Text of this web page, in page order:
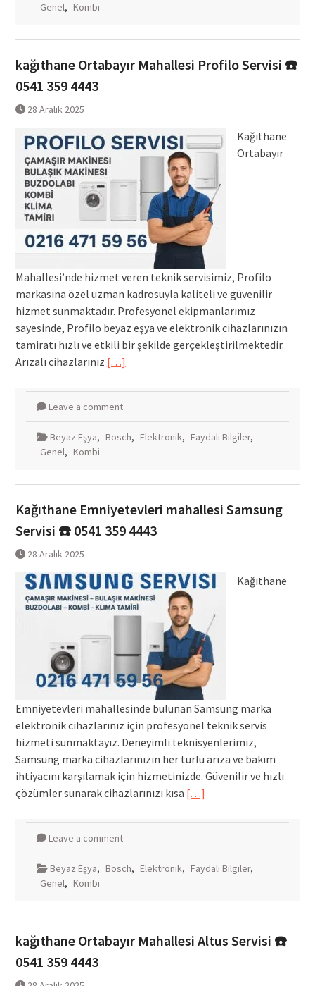
Genel, Kombi
kağıthane Ortabayır Mahallesi Profilo Servisi ☎️
0541 359 4443
28 Aralık 2025
Kağıthane
Ortabayır
Mahallesi’nde hizmet veren teknik servisimiz, Profilo
markasına özel uzman kadrosuyla kaliteli ve güvenilir
hizmet sunmaktadır. Profesyonel ekipmanlarımız
sayesinde, Profilo beyaz eşya ve elektronik cihazlarınızın
tamiratı hızlı ve etkili bir şekilde gerçekleştirilmektedir.
Arızalı cihazlarınız […]
Leave a comment
Beyaz Eşya, Bosch, Elektronik, Faydalı Bilgiler,
Genel, Kombi
Kağıthane Emniyetevleri mahallesi Samsung
Servisi ☎️ 0541 359 4443
28 Aralık 2025
Kağıthane
Emniyetevleri mahallesinde bulunan Samsung marka
elektronik cihazlarınız için profesyonel teknik servis
hizmeti sunmaktayız. Deneyimli teknisyenlerimiz,
Samsung marka cihazlarınızın her türlü arıza ve bakım
ihtiyacını karşılamak için hizmetinizde. Güvenilir ve hızlı
çözümler sunarak cihazlarınızı kısa […]
Leave a comment
Beyaz Eşya, Bosch, Elektronik, Faydalı Bilgiler,
Genel, Kombi
kağıthane Ortabayır Mahallesi Altus Servisi ☎️
0541 359 4443